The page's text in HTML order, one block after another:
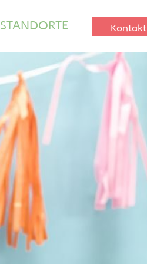
STANDORTE Kontakt